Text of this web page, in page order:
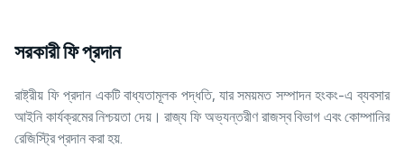
সরকারী ফি প্রদান
রাষ্ট্রীয় ফি প্রদান একটি বাধ্যতামূলক পদ্ধতি, যার সময়মত সম্পাদন হংকং-এ ব্যবসার
আইনি কার্যক্রমের নিশ্চয়তা দেয়। রাজ্য ফি অভ্যন্তরীণ রাজস্ব বিভাগ এবং কোম্পানির
রেজিস্ট্রি প্রদান করা হয়.